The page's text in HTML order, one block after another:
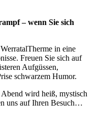
– wenn Sie sich
in eine
Freuen Sie sich auf
Aufgüssen,
schwarzem Humor.
wird heiß, mystisch
uns auf Ihren Besuch…